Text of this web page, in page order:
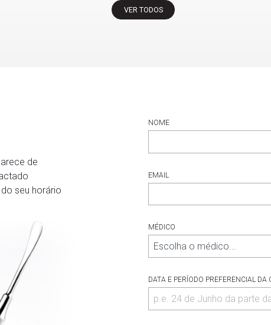
VER TODOS
de
seu horário
NOME
EMAIL
MÉDICO
DATA E PERÍODO PREFERENCIAL DA